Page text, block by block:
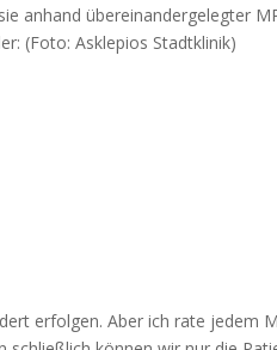
anhand übereinandergelegter
(Foto: Asklepios Stadtklinik)
erfolgen. Aber ich rate jedem